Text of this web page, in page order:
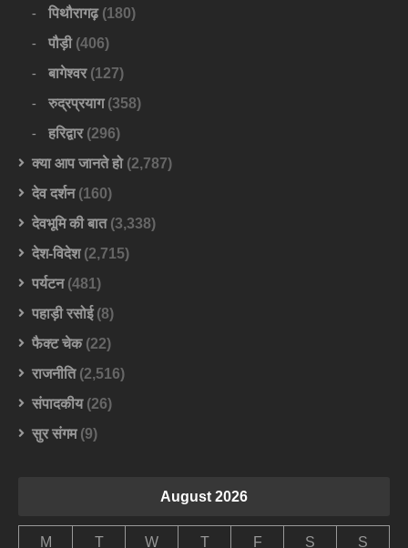
पिथौरागढ़(180)
पौड़ी(406)
बागेश्वर(127)
रुद्रप्रयाग(358)
हरिद्वार(296)
क्या आप जानते हो(2,787)
देव दर्शन(160)
देवभूमि की बात(3,338)
देश-विदेश(2,715)
पर्यटन(481)
पहाड़ी रसोई(8)
फैक्ट चेक(22)
राजनीति(2,516)
संपादकीय(26)
सुर संगम(9)
August 2026
M T W T F S S